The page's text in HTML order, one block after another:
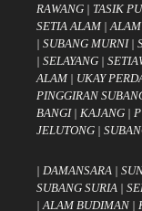
RAWANG | TASIK
SETIA ALAM|
| SUBANG MURNI|
| SELAYANG |
ALAM| UKAY
PINGGIRAN
BANGI| KAJANG |
JELUTONG |
| DAMANSARA |
SUBANG SURIA |
| ALAM BUDIMAN |